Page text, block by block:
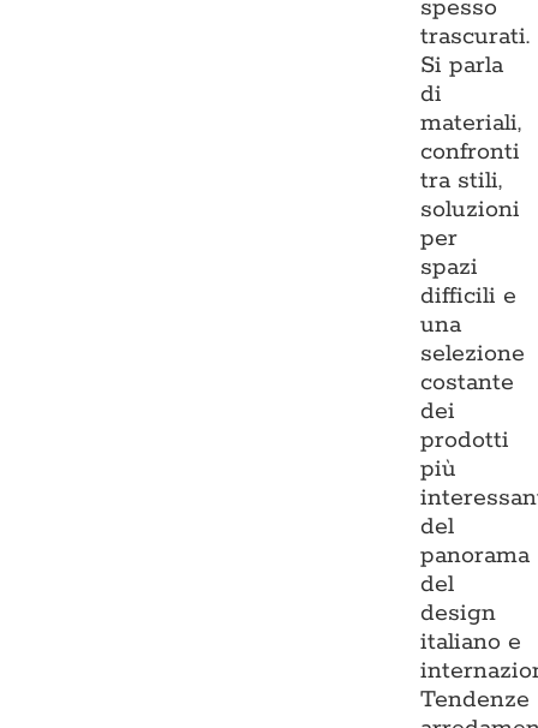
spesso
trascurati.
Si parla
di
materiali,
confronti
tra stili,
soluzioni
per
spazi
difficili e
una
selezione
costante
dei
prodotti
più
del
panorama
del
design
italiano e
Tendenze